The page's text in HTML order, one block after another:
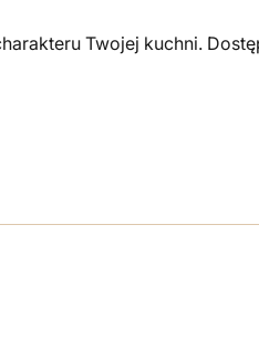
Twojej kuchni.